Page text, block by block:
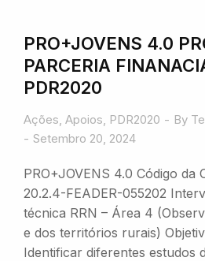
PRO+JOVENS 4.0
PARCERIA
PDR2020
Ações, Apoios, PDR2020 By
Setembro 20, 2024
PRO+JOVENS 4.0 Código da
20.2.4-FEADER-055202
técnica RRN – Área 4
e dos territórios rurais)
Identificar diferentes estudos